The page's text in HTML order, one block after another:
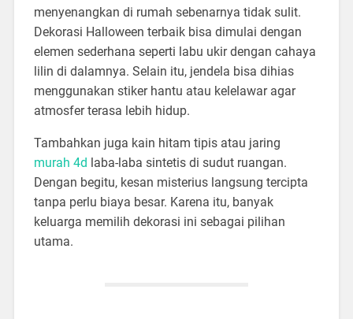
menyenangkan di rumah sebenarnya tidak sulit.
Dekorasi Halloween terbaik bisa dimulai dengan
elemen sederhana seperti labu ukir dengan cahaya
lilin di dalamnya. Selain itu, jendela bisa dihias
menggunakan stiker hantu atau kelelawar agar
atmosfer terasa lebih hidup.
Tambahkan juga kain hitam tipis atau jaring
murah 4d laba-laba sintetis di sudut ruangan.
Dengan begitu, kesan misterius langsung tercipta
tanpa perlu biaya besar. Karena itu, banyak
keluarga memilih dekorasi ini sebagai pilihan
utama.